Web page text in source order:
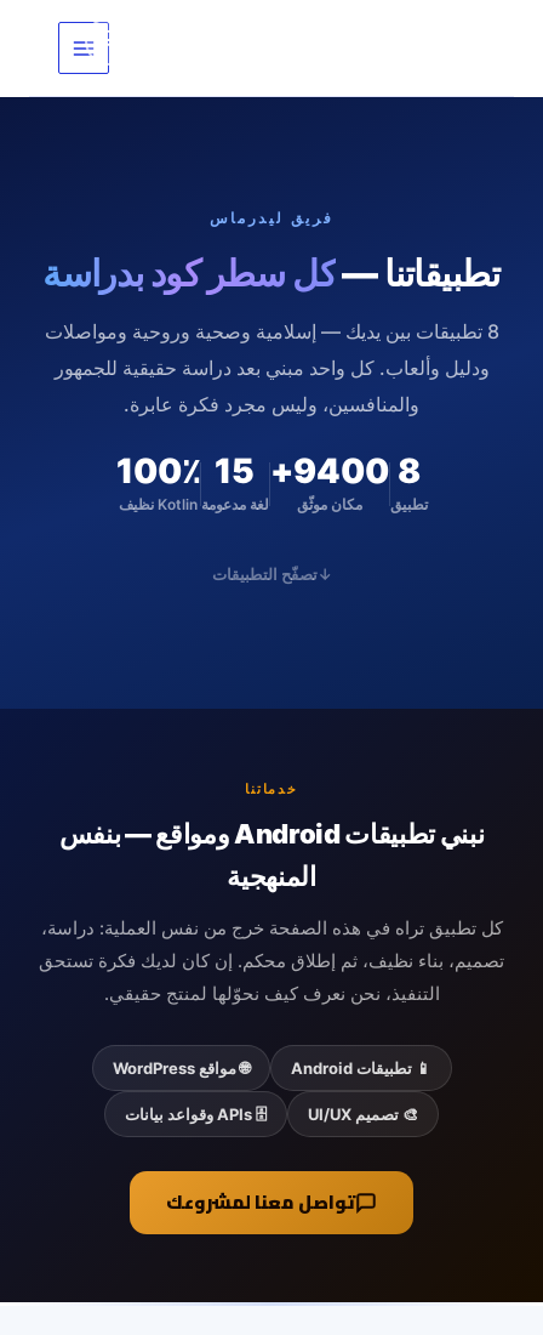
فريق ليدرماس
تطبيقاتنا —كل سطر كود بدراسة
8 تطبيقات بين يديك — إسلامية وصحية وروحية ومواصلات
ودليل وألعاب. كل واحد مبني بعد دراسة حقيقية للجمهور
والمنافسين، وليس مجرد فكرة عابرة.
8
تطبيق
9400+
مكان موثّق
15
لغة مدعومة
100٪
Kotlin نظيف
↓تصفّح التطبيقات
خدماتنا
نبني تطبيقات Android ومواقع — بنفس
المنهجية
كل تطبيق تراه في هذه الصفحة خرج من نفس العملية: دراسة،
تصميم، بناء نظيف، ثم إطلاق محكم. إن كان لديك فكرة تستحق
التنفيذ، نحن نعرف كيف نحوّلها لمنتج حقيقي.
📱 تطبيقات Android 🌐 مواقع WordPress
🎨 تصميم UI/UX 🗄️ APIs وقواعد بيانات
تواصل معنا لمشروعك